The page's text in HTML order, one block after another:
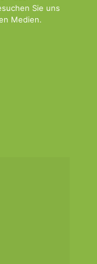
Sie uns
Medien.